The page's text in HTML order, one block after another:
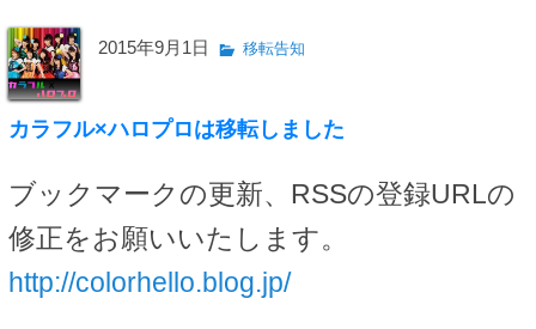
2015年9月1日 移転告知
カラフル×ハロプロは移転しました
ブックマークの更新、RSSの登録URLの
修正をお願いいたします。
http://colorhello.blog.jp/